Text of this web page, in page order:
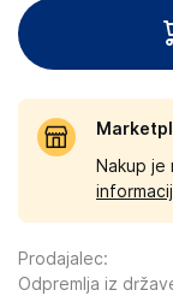
Nakup
informacij
Prodajalec:
Odpremlja iz